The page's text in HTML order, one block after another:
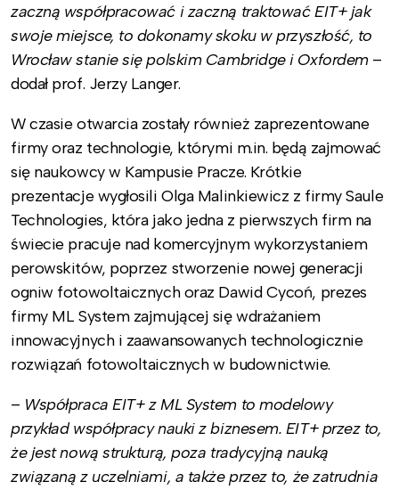
zaczną współpracować i zaczną traktować EIT+ jak
swoje miejsce, to dokonamy skoku w przyszłość, to
Wrocław stanie się polskim Cambridge i Oxfordem–
dodał prof. Jerzy Langer.
W czasie otwarcia zostały również zaprezentowane
firmy oraz technologie, którymi m.in. będą zajmować
się naukowcy w Kampusie Pracze. Krótkie
prezentacje wygłosili Olga Malinkiewicz z firmy Saule
Technologies, która jako jedna z pierwszych firm na
świecie pracuje nad komercyjnym wykorzystaniem
perowskitów, poprzez stworzenie nowej generacji
ogniw fotowoltaicznych oraz Dawid Cycoń, prezes
firmy ML System zajmującej się wdrażaniem
innowacyjnych i zaawansowanych technologicznie
rozwiązań fotowoltaicznych w budownictwie.
– Współpraca EIT+ z ML System to modelowy
przykład współpracy nauki z biznesem. EIT+ przez to,
że jest nową strukturą, poza tradycyjną nauką
związaną z uczelniami, a także przez to, że zatrudnia